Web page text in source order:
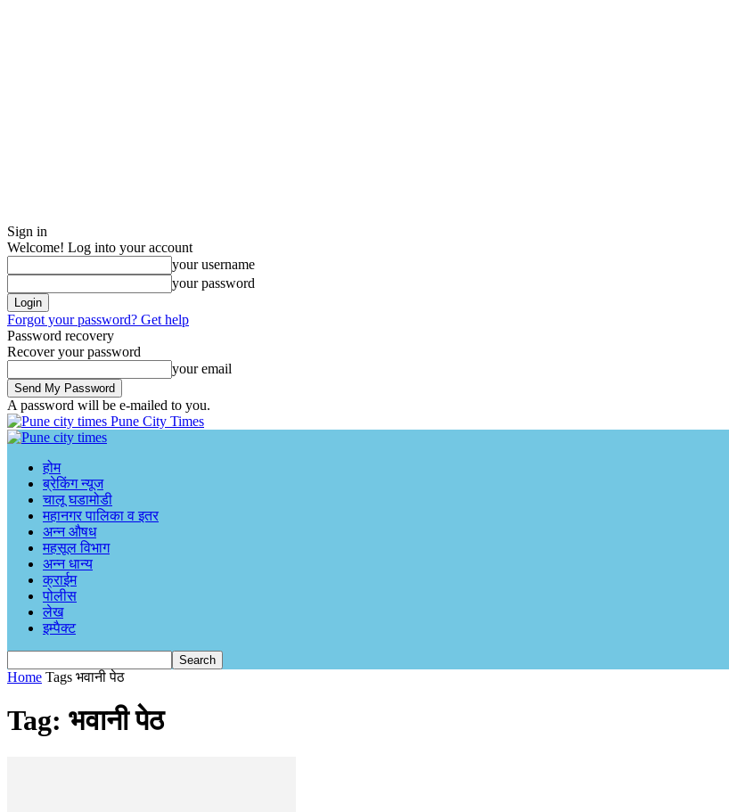
Sign in
Welcome! Log into your account
your username
your password
Forgot your password? Get help
Password recovery
Recover your password
your email
A password will be e-mailed to you.
Pune City Times
होम
ब्रेकिंग न्यूज
चालू घडामोडी
महानगर पालिका व इतर
अन्न औषध
महसूल विभाग
अन्न धान्य
क्राईम
पोलीस
लेख
इम्पैक्ट
Home Tags भवानी पेठ
Tag: भवानी पेठ